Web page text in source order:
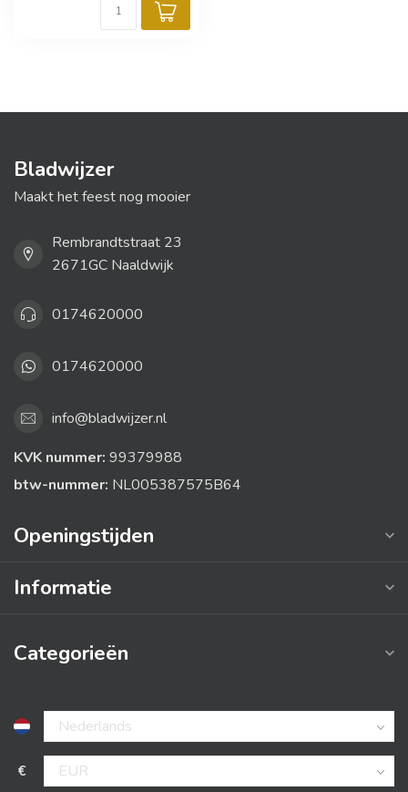
Bladwijzer
Maakt het feest nog mooier
Rembrandtstraat 23
2671GC Naaldwijk
0174620000
0174620000
info@bladwijzer.nl
KVK nummer: 99379988
btw-nummer: NL005387575B64
Openingstijden
Informatie
Categorieën
€